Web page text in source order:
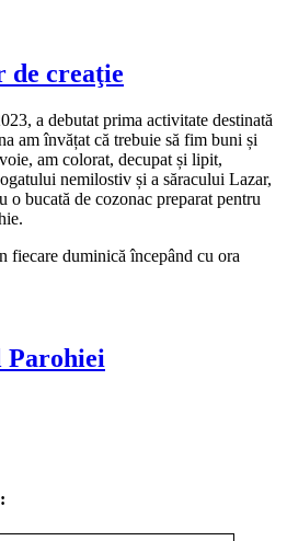
de creaţie
a debutat prima activitate destinată
am învățat că trebuie să fim buni și
am colorat, decupat și lipit,
nemilostiv și a săracului Lazar,
o bucată de cozonac preparat pentru
fiecare duminică începând cu ora
Parohiei